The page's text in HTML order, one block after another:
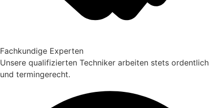
Fachkundige Experten
Unsere qualifizierten Techniker arbeiten stets ordentlich
und termingerecht.